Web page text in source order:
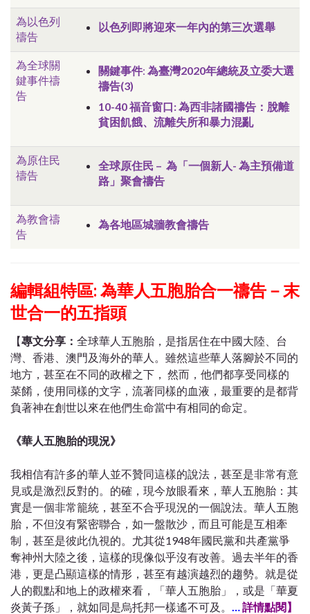
為以色列
禱告
以色列即將迎來一年內的第三次選舉
為全球關
鍵事件禱
告
關鍵事件: 為臺灣2020年總統及立委大選
禱告(3)
10-40 福音窗口: 為西非諸國禱告：脫離
貧困飢餓、流離失所和暴力混亂
為原住民
禱告
全球原住民 – 為「一個新人- 為主預備道
路」聚會禱告
為教會禱
告
為各地區城牆教會禱告
編輯組特區: 為華人五胞胎合一禱告－末
世合一的五指頭
【專文分享： 全球華人五胞胎，是指居住在中國大陸、台
灣、香港、澳門及海外的華人。雖然這些華人落腳於不同的
地方，甚至在不同的政權之下， 然而，他們都享受同樣的
菜餚，使用同樣的文字，流著同樣的血液，最重要的是都背
負著神在創世以來在他們生命當中有相同的命定。
《華人五胞胎的現況》
我相信有許多的華人並不贊同這樣的說法，甚至是非常有意
見或是激烈反對的。的確，現今放眼看來，華人五胞胎：其
實是一個非常籠統，甚至不合乎現況的一個說法。華人五胞
胎，不但沒有緊密聯合，如一盤散沙，而且可能是互相牽
制，甚至是彼此仇視的。尤其從1948年國民黨和共產黨爭
奪神州大陸之後，這樣的現像似乎沒有改善。過去半年的香
港，更是凸顯這樣的情形，甚至有越演越烈的趨勢。就是從
人的觀點和地上的政權來看，「華人五胞胎」，或是「華夏
炎黃子孫」，就如同是烏托邦一樣遙不可及。
… 詳情點閱】